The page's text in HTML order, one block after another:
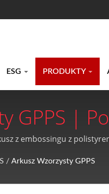
ESG PRODUKTY
GPPS |
z embossingu z
/ Arkusz Wzorzysty GPPS